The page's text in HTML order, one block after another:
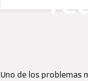
Uno de los problemas